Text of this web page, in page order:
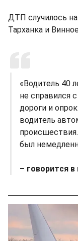
ДТП случилось
Тарханка и
«Водитель 40
не справился
дороги и
водитель
был
– говорится